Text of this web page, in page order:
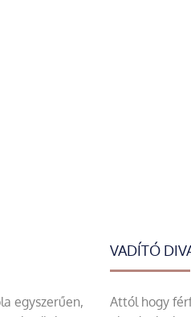
egyszerűen,
VADÍTÓ
Attól hogy